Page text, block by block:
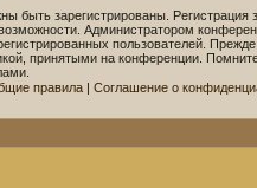
быть зарегистрированы. Регистрация
Администратором
пользователей.
принятыми на конференции.
правила| Соглашение о